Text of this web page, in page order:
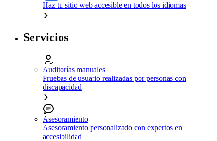
Haz tu sitio web accesible en todos los idiomas
Servicios
Auditorías manuales
Pruebas de usuario realizadas por personas con
discapacidad
Asesoramiento
Asesoramiento personalizado con expertos en
accesibilidad